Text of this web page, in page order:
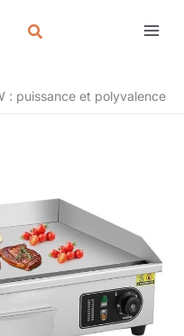
: puissance et polyvalence